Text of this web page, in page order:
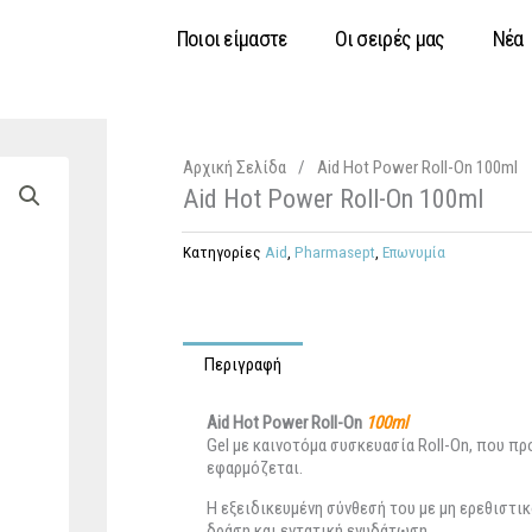
Ποιοι είμαστε Οι σειρές μας Νέα
Αρχική Σελίδα / Aid Hot Power Roll-On 100ml
Aid Hot Power Roll-On 100ml
Κατηγορίες Aid Pharmasept Επωνυμία
Περιγραφή
Aid Hot Power Roll-On 100ml
Gel με καινοτόμα συσκευασία Roll-On, που
εφαρμόζεται.
Η εξειδικευμένη σύνθεσή του με μη